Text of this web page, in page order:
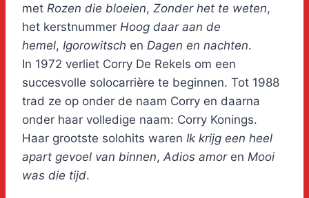
met Rozen die bloeien, Zonder het te weten,
het kerstnummer Hoog daar aan de
hemel, Igorowitsch en Dagen en nachten.
In 1972 verliet Corry De Rekels om een
succesvolle solocarrière te beginnen. Tot 1988
trad ze op onder de naam Corry en daarna
onder haar volledige naam: Corry Konings.
Haar grootste solohits waren Ik krijg een heel
apart gevoel van binnen, Adios amoren Mooi
was die tijd.